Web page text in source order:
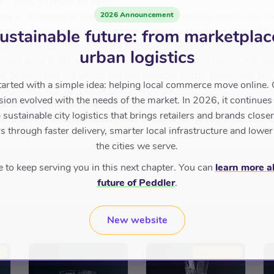
is allesbehalve standaard. Met haar ultradunne glazen van
uit, gecombineerd met een edgy, sexy vibe. Het loodvrije
longdrinks, cocktails of bubbels serveert, de Savage
serie is perfect voor wie houdt van modern design met
gelegenheid die vraagt om een stijlvolle touch. Bovendien zijn
wat zorgt voor extra gebruiksgemak.
of evenementenbranche?
tarieven! Vraag eenvoudig een account aan [
2026 Announcement
future: from
urban logistics
with a simple idea: helping local commerce move online.
evolved with the needs of the market. In 2026, it
city logistics that brings retailers and brands
through faster delivery, smarter local infrastructure and
the cities we serve.
to keep serving you in this next chapter. You can learn more
future of Peddler.
New website